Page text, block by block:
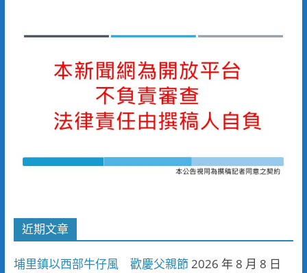
近期文章
埔里鎮以西部牛仔風 歡慶父親節2026 年 8 月 8 日